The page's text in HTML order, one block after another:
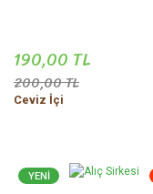
190,00 TL
200,00 TL
Ceviz İçi
YENİ